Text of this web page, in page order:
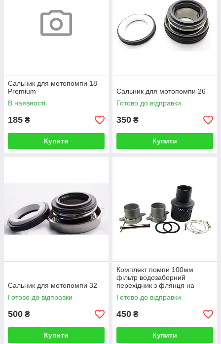
Сальник для мотопомпи 18
Premium
В наявності
185 ₴
Купити
Сальник для мотопомпи 26
Готово до відправки
350 ₴
Купити
Сальник для мотопомпи 32
Готово до відправки
500 ₴
Купити
Комплект помпи 100мм
фільтр водозаборний
перехідник з флянця на
шланг хомути ключ свічний
Готово до відправки
450 ₴
Купити